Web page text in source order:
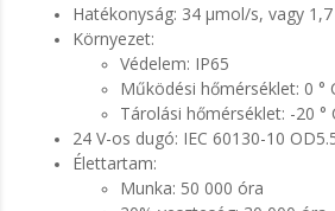
Hatékonyság: 34 μmol/s, vagy
Környezet:
Védelem: IP65
Működési hőmérséklet: 0 °
Tárolási hőmérséklet: -20 °
24 V-os dugó: IEC 60130-10
Élettartam:
Munka: 50 000 óra